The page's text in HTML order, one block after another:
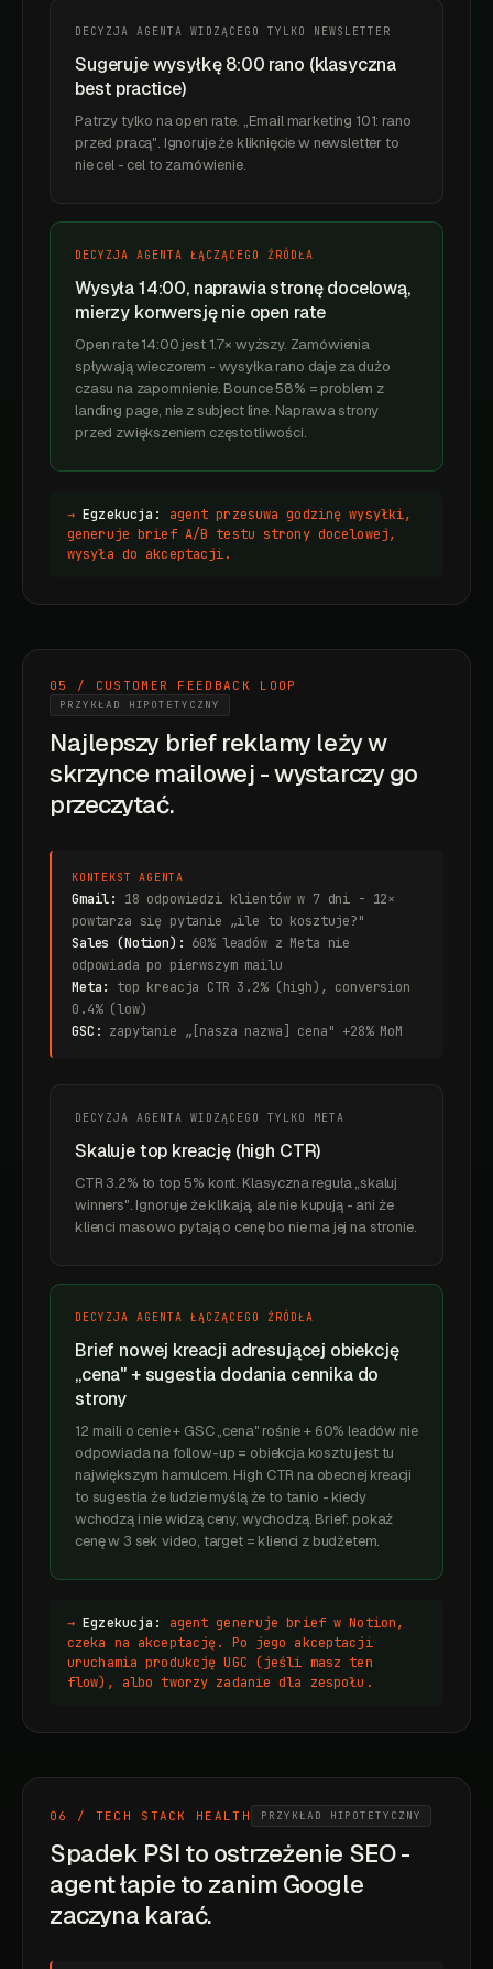
DECYZJA AGENTA WIDZĄCEGO TYLKO NEWSLETTER
Sugeruje wysyłkę 8:00 rano (klasyczna
best practice)
Patrzy tylko na open rate. „Email marketing 101: rano
przed pracą". Ignoruje że kliknięcie w newsletter to
nie cel - cel to zamówienie.
DECYZJA AGENTA ŁĄCZĄCEGO ŹRÓDŁA
Wysyła 14:00, naprawia stronę docelową,
mierzy konwersję nie open rate
Open rate 14:00 jest 1.7× wyższy. Zamówienia
spływają wieczorem - wysyłka rano daje za dużo
czasu na zapomnienie. Bounce 58% = problem z
landing page, nie z subject line. Naprawa strony
przed zwiększeniem częstotliwości.
→Egzekucja:
agent przesuwa godzinę wysyłki,
generuje brief A/B testu strony docelowej,
wysyła do akceptacji.
05 / CUSTOMER FEEDBACK LOOP
PRZYKŁAD HIPOTETYCZNY
Najlepszy brief reklamy leży w
skrzynce mailowej - wystarczy go
przeczytać.
KONTEKST AGENTA
Gmail:
18 odpowiedzi klientów w 7 dni - 12×
powtarza się pytanie „ile to kosztuje?"
Sales (Notion): 60% leadów z Meta nie
odpowiada po pierwszym mailu
Meta:
top kreacja CTR 3.2% (high), conversion
0.4% (low)
GSC: zapytanie „[nasza nazwa] cena" +28% MoM
DECYZJA AGENTA WIDZĄCEGO TYLKO META
Skaluje top kreację (high CTR)
CTR 3.2% to top 5% kont. Klasyczna reguła „skaluj
winners". Ignoruje że klikają, ale nie kupują - ani że
klienci masowo pytają o cenę bo nie ma jej na stronie.
DECYZJA AGENTA ŁĄCZĄCEGO ŹRÓDŁA
Brief nowej kreacji adresującej obiekcję
„cena" + sugestia dodania cennika do
strony
12 maili o cenie + GSC „cena" rośnie + 60% leadów nie
odpowiada na follow-up = obiekcja kosztu jest tu
największym hamulcem. High CTR na obecnej kreacji
to sugestia że ludzie myślą że to tanio - kiedy
wchodzą i nie widzą ceny, wychodzą. Brief: pokaż
cenę w 3 sek video, target = klienci z budżetem.
→Egzekucja:
agent generuje brief w Notion,
czeka na akceptację. Po jego akceptacji
uruchamia produkcję UGC (jeśli masz ten
flow), albo tworzy zadanie dla zespołu.
06 / TECH STACK HEALTH PRZYKŁAD HIPOTETYCZNY
Spadek PSI to ostrzeżenie SEO -
agent łapie to zanim Google
zaczyna karać.